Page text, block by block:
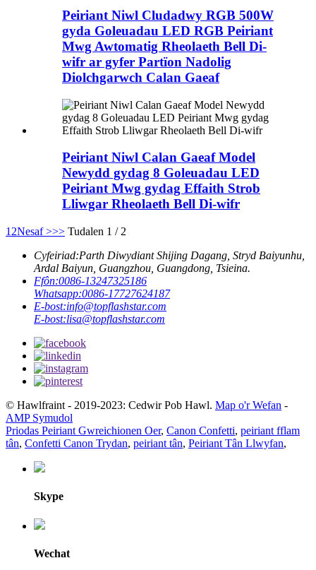
Peiriant Niwl Cludadwy RGB 500W
gyda Goleuadau LED RGB Peiriant
Mwg Awtomatig Rheolaeth Bell Di-
wifr ar gyfer Partïon Nadolig
Diolchgarwch Calan Gaeaf
Peiriant Niwl Calan Gaeaf Model
Newydd gydag 8 Goleuadau LED
Peiriant Mwg gydag Effaith Strob
Lliwgar Rheolaeth Bell Di-wifr
1 2Nesaf >>> Tudalen 1 / 2
Cyfeiriad:Parth Diwydiant Shijing Dagang, Stryd Baiyunhu,
Ardal Baiyun, Guangzhou, Guangdong, Tsieina.
Ffôn:0086-13247325186
Whatsapp:0086-17727624187
E-bost:info@topflashstar.com
E-bost:lisa@topflashstar.com
© Hawlfraint - 2019-2023: Cedwir Pob Hawl. Map o'r Wefan -
AMP Symudol
Priodas Peiriant Gwreichionen Oer, Canon Confetti, peiriant fflam
tân, Confetti Canon Trydan, peiriant tân, Peiriant Tân Llwyfan,
Skype
Wechat